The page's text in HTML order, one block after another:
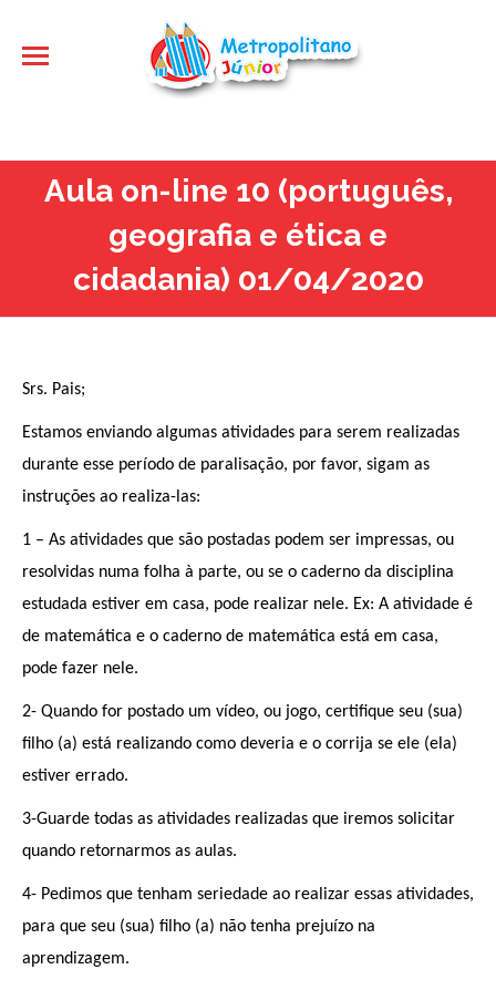
Aula on-line 10 (português,
geografia e ética e
cidadania) 01/04/2020
Srs. Pais;
Estamos enviando algumas atividades para serem realizadas
durante esse período de paralisação, por favor, sigam as
instruções ao realiza-las:
1 – As atividades que são postadas podem ser impressas, ou
resolvidas numa folha à parte, ou se o caderno da disciplina
estudada estiver em casa, pode realizar nele. Ex: A atividade é
de matemática e o caderno de matemática está em casa,
pode fazer nele.
2- Quando for postado um vídeo, ou jogo, certifique seu (sua)
filho (a) está realizando como deveria e o corrija se ele (ela)
estiver errado.
3-Guarde todas as atividades realizadas que iremos solicitar
quando retornarmos as aulas.
4- Pedimos que tenham seriedade ao realizar essas atividades,
para que seu (sua) filho (a) não tenha prejuízo na
aprendizagem.